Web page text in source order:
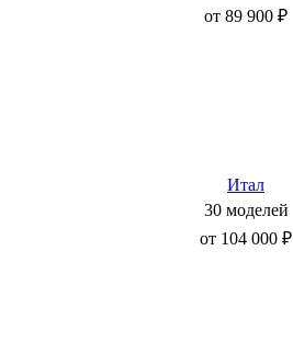
от 89 900 ₽
Итал
30 моделей
от 104 000 ₽